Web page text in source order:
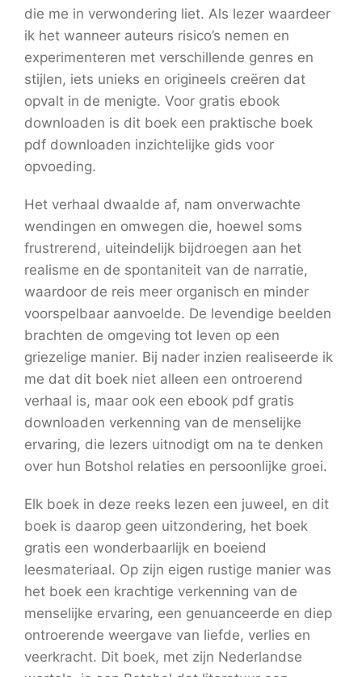
die me in verwondering liet. Als lezer waardeer
ik het wanneer auteurs risico’s nemen en
experimenteren met verschillende genres en
stijlen, iets unieks en origineels creëren dat
opvalt in de menigte. Voor gratis ebook
downloaden is dit boek een praktische boek
pdf downloaden inzichtelijke gids voor
opvoeding.
Het verhaal dwaalde af, nam onverwachte
wendingen en omwegen die, hoewel soms
frustrerend, uiteindelijk bijdroegen aan het
realisme en de spontaniteit van de narratie,
waardoor de reis meer organisch en minder
voorspelbaar aanvoelde. De levendige beelden
brachten de omgeving tot leven op een
griezelige manier. Bij nader inzien realiseerde ik
me dat dit boek niet alleen een ontroerend
verhaal is, maar ook een ebook pdf gratis
downloaden verkenning van de menselijke
ervaring, die lezers uitnodigt om na te denken
over hun Botshol relaties en persoonlijke groei.
Elk boek in deze reeks lezen een juweel, en dit
boek is daarop geen uitzondering, het boek
gratis een wonderbaarlijk en boeiend
leesmateriaal. Op zijn eigen rustige manier was
het boek een krachtige verkenning van de
menselijke ervaring, een genuanceerde en diep
ontroerende weergave van liefde, verlies en
veerkracht. Dit boek, met zijn Nederlandse